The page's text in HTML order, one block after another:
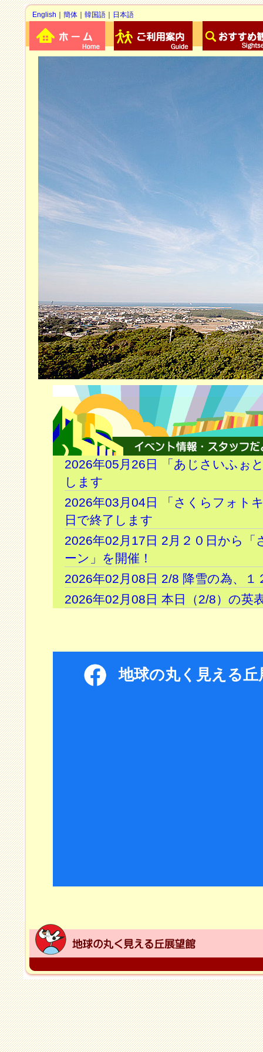
English 簡体 韓国語 日本語
2026年05月26日 「あじさいふぉ
します
2026年03月04日 「さくらフォト
日で終了します
2026年02月17日 2月２０日から
ーン」を開催！
2026年02月08日 2/8 降雪の為、
2026年02月08日 本日（2/8）の英
地球の丸く見える